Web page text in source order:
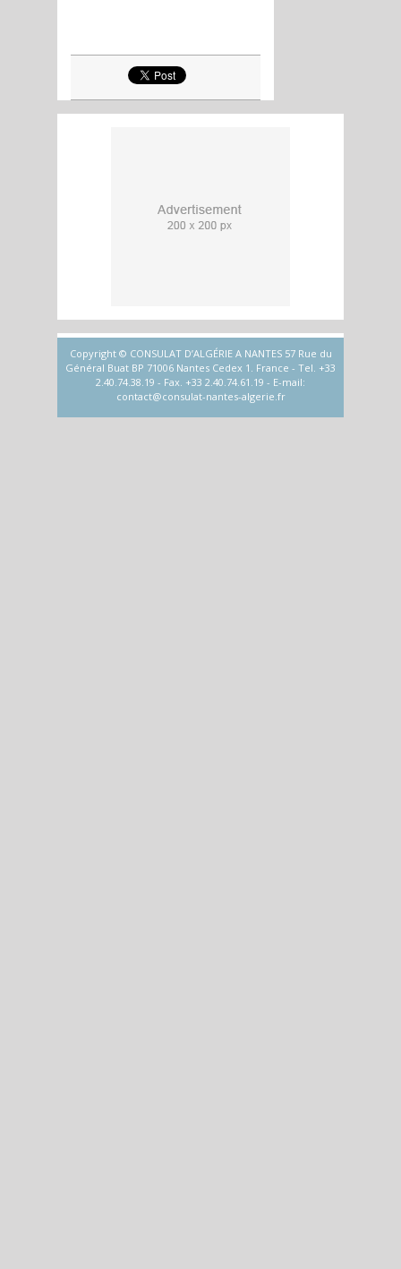
Copyright © CONSULAT D’ALGÉRIE A NANTES 57 Rue du
Général Buat BP 71006 Nantes Cedex 1. France - Tel. +33
2.40.74.38.19 - Fax. +33 2.40.74.61.19 - E-mail:
contact@consulat-nantes-algerie.fr